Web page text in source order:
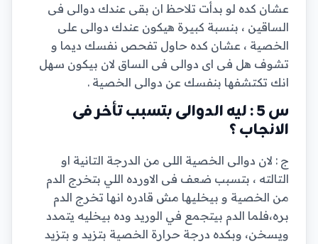
عشان كده لو بدأت تلاحظ ان بقى عندك دوالى فى
الساقين ، بنسبة كبيرة هيكون عندك دوالى على
الخصية ، عشان كده حاول تفحص نفسك ديما و
تشوف هل فى اى دوالى فى الساق لان بيكون سهل
انك تكتشفها بنفسك عن دوالى الخصية .
س 5 : ليه الدوالى بتسبب تأخر فى
الانجاب ؟
ج : لان دوالى الخصية اللى من الدرجة التانية او
التالته ، بتسبب ضعف فى الاورده اللي بتخرج الدم
من الخصية و بيخليها مش قادره انها تخرج الدم
بره،فلما الدم بيتجمع في الوريد وده بيخليه يتمدد
ويسخن، وبكده درجة حرارة الخصية بتزيد و بتزيد